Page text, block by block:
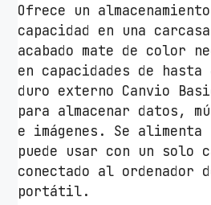
U
S
B
3
.
2
c
a
n
t
Ofrece un
capacidad en una
acabado mate de color
en capacidades de
duro externo Canvio
para almacenar datos,
e imágenes. Se alimenta
puede usar con un solo
conectado al ordenador
portátil.